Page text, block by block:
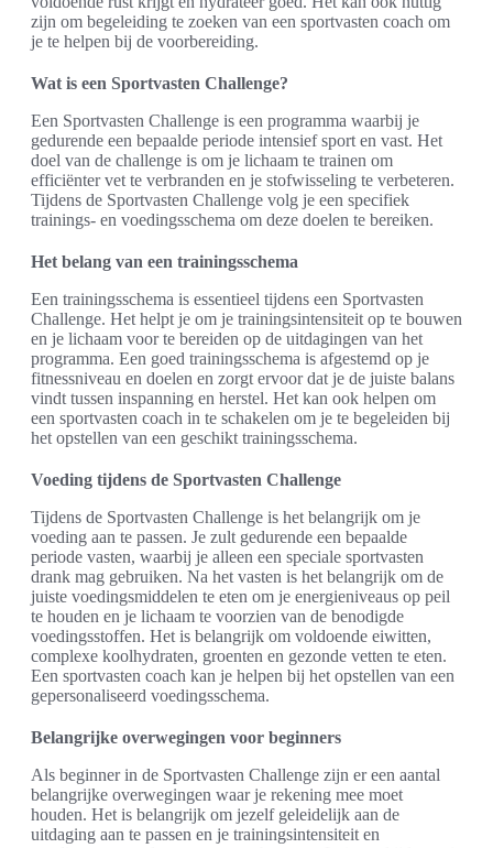
zijn om begeleiding te zoeken van een sportvasten coach om
je te helpen bij de voorbereiding.
Wat is een Sportvasten Challenge?
Een Sportvasten Challenge is een programma waarbij je
gedurende een bepaalde periode intensief sport en vast. Het
doel van de challenge is om je lichaam te trainen om
efficiënter vet te verbranden en je stofwisseling te verbeteren.
Tijdens de Sportvasten Challenge volg je een specifiek
trainings- en voedingsschema om deze doelen te bereiken.
Het belang van een trainingsschema
Een trainingsschema is essentieel tijdens een Sportvasten
Challenge. Het helpt je om je trainingsintensiteit op te bouwen
en je lichaam voor te bereiden op de uitdagingen van het
programma. Een goed trainingsschema is afgestemd op je
fitnessniveau en doelen en zorgt ervoor dat je de juiste balans
vindt tussen inspanning en herstel. Het kan ook helpen om
een sportvasten coach in te schakelen om je te begeleiden bij
het opstellen van een geschikt trainingsschema.
Voeding tijdens de Sportvasten Challenge
Tijdens de Sportvasten Challenge is het belangrijk om je
voeding aan te passen. Je zult gedurende een bepaalde
periode vasten, waarbij je alleen een speciale sportvasten
drank mag gebruiken. Na het vasten is het belangrijk om de
juiste voedingsmiddelen te eten om je energieniveaus op peil
te houden en je lichaam te voorzien van de benodigde
voedingsstoffen. Het is belangrijk om voldoende eiwitten,
complexe koolhydraten, groenten en gezonde vetten te eten.
Een sportvasten coach kan je helpen bij het opstellen van een
gepersonaliseerd voedingsschema.
Belangrijke overwegingen voor beginners
Als beginner in de Sportvasten Challenge zijn er een aantal
belangrijke overwegingen waar je rekening mee moet
houden. Het is belangrijk om jezelf geleidelijk aan de
uitdaging aan te passen en je trainingsintensiteit en